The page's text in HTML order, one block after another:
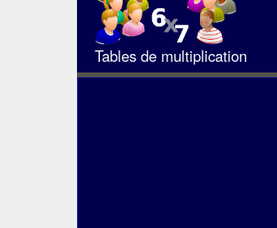
Tables de multiplication